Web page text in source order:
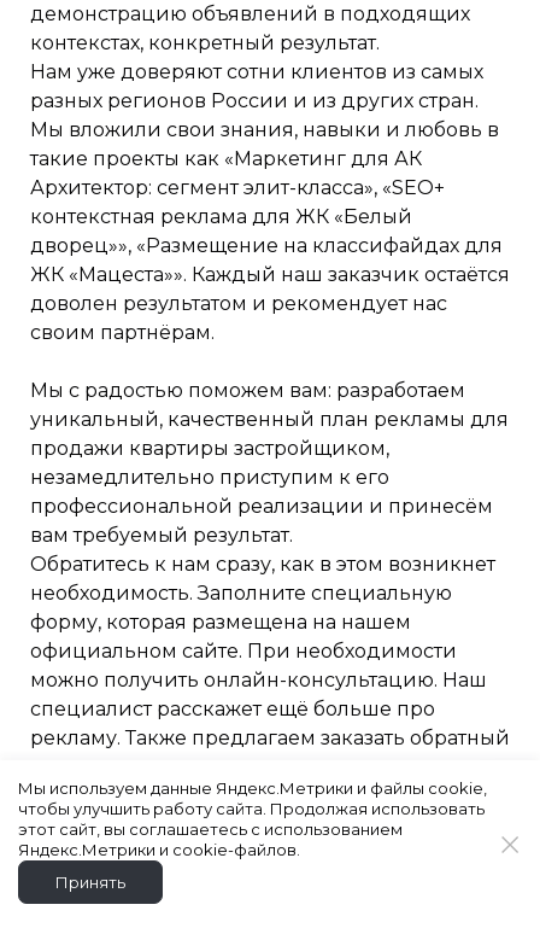
демонстрацию объявлений в подходящих
контекстах, конкретный результат.
Нам уже доверяют сотни клиентов из самых
разных регионов России и из других стран.
Мы вложили свои знания, навыки и любовь в
такие проекты как «Маркетинг для АК
Архитектор: сегмент элит-класса», «SEO+
контекстная реклама для ЖК «Белый
дворец»», «Размещение на классифайдах для
ЖК «Мацеста»». Каждый наш заказчик остаётся
доволен результатом и рекомендует нас
своим партнёрам.
Мы с радостью поможем вам: разработаем
уникальный, качественный план рекламы для
продажи квартиры застройщиком,
незамедлительно приступим к его
профессиональной реализации и принесём
вам требуемый результат.
Обратитесь к нам сразу, как в этом возникнет
необходимость. Заполните специальную
форму, которая размещена на нашем
официальном сайте. При необходимости
можно получить онлайн-консультацию. Наш
специалист расскажет ещё больше про
рекламу. Также предлагаем заказать обратный
почту: info@tramplin.agency.
Мы используем данные Яндекс.Метрики и файлы cookie,
чтобы улучшить работу сайта. Продолжая использовать
этот сайт, вы соглашаетесь с использованием
Яндекс.Метрики и cookie-файлов.
Принять